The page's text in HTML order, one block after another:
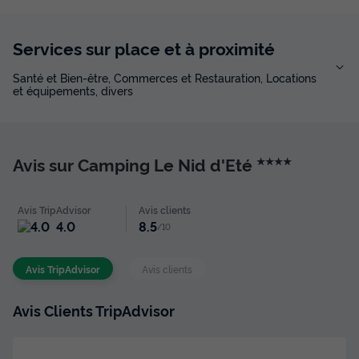
MOBILHOME 4 personnes - Cocoon 2 chambres 23m²
06/09/2026 13/09/2026
Meilleur prix pour 7 nuits
Modifier les dates
Prix de comparaison
Services sur place et à proximité
Santé et Bien-être, Commerces et Restauration, Locations
et équipements, divers
Avis sur Camping Le Nid d'Eté ★★★★
Avis TripAdvisor
4.0
Avis clients
8.5/10
Avis TripAdvisor Avis clients
Avis Clients TripAdvisor